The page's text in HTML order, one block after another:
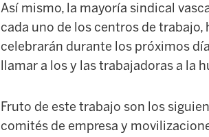
Así mismo, la mayoría sindical
cada uno de los centros de trabajo,
celebrarán durante los próximos
llamar a los y las trabajadoras a la
Fruto de este trabajo son los
comités de empresa y